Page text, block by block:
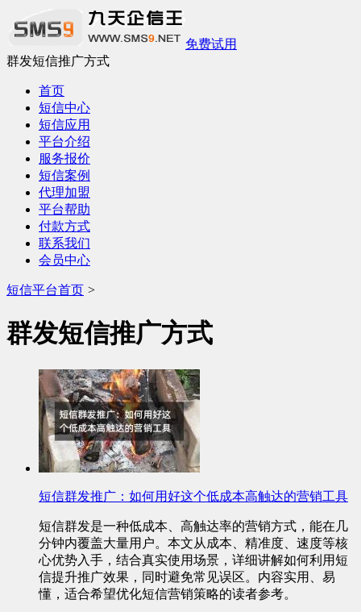
免费试用
群发短信推广方式
首页
短信中心
短信应用
平台介绍
服务报价
短信案例
代理加盟
平台帮助
付款方式
联系我们
会员中心
短信平台首页 >
群发短信推广方式
短信群发推广：如何用好这个低成本高触达的营销工具
短信群发是一种低成本、高触达率的营销方式，能在几
分钟内覆盖大量用户。本文从成本、精准度、速度等核
心优势入手，结合真实使用场景，详细讲解如何利用短
信提升推广效果，同时避免常见误区。内容实用、易
懂，适合希望优化短信营销策略的读者参考。